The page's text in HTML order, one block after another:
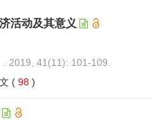
活动及其意义
2019, 41(11): 101-109.
( 98 )